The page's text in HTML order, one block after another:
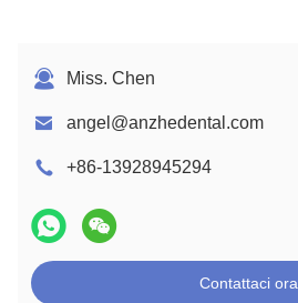
Miss. Chen
angel@anzhedental.com
+86-13928945294
Contattaci ora